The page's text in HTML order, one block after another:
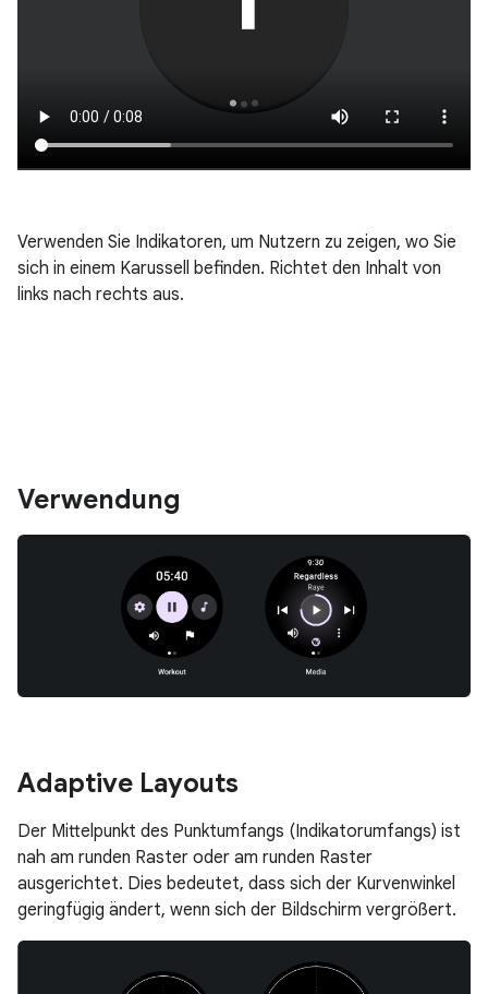
Verwenden Sie Indikatoren, um Nutzern zu zeigen, wo Sie
sich in einem Karussell befinden. Richtet den Inhalt von
links nach rechts aus.
Verwendung
Adaptive Layouts
Der Mittelpunkt des Punktumfangs (Indikatorumfangs) ist
nah am runden Raster oder am runden Raster
ausgerichtet. Dies bedeutet, dass sich der Kurvenwinkel
geringfügig ändert, wenn sich der Bildschirm vergrößert.